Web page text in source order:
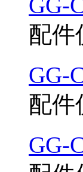
GG-
配件
GG-
配件
GG-